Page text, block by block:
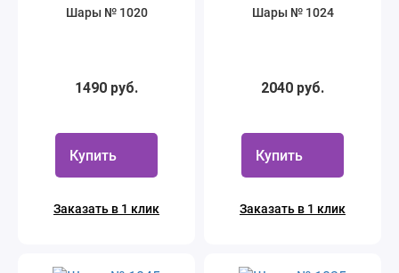
Шары № 1020
1490 руб.
Купить
Заказать в 1 клик
Шары № 1024
2040 руб.
Купить
Заказать в 1 клик